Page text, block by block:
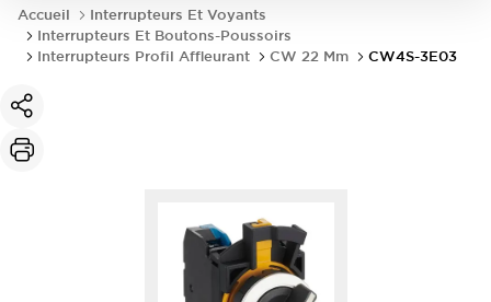
Accueil
Interrupteurs Et Voyants
Interrupteurs Et Boutons-Poussoirs
Interrupteurs Profil Affleurant
CW 22 Mm CW4S-3E03